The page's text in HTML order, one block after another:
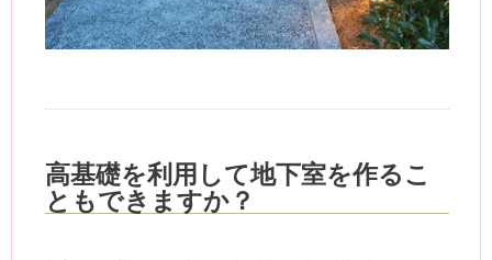
高基礎を利用して地下室を作るこ
ともできますか？